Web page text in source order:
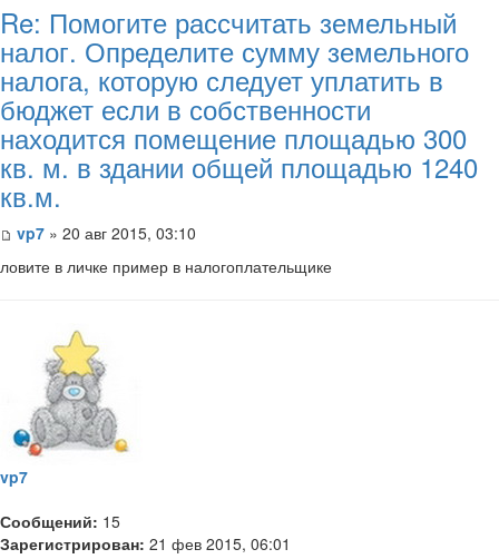
Re: Помогите рассчитать земельный
налог. Определите сумму земельного
налога, которую следует уплатить в
бюджет если в собственности
находится помещение площадью 300
кв. м. в здании общей площадью 1240
кв.м.
vp7 » 20 авг 2015, 03:10
​ловите в личке пример в налогоплательщике
vp7
Сообщений: 15
Зарегистрирован: 21 фев 2015, 06:01